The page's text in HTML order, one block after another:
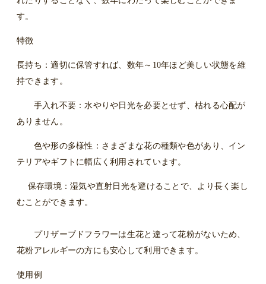
す。
特徴
長持ち：適切に保管すれば、数年～10年ほど美しい状態を維
持できます。
手入れ不要：水やりや日光を必要とせず、枯れる心配が
ありません。
色や形の多様性：さまざまな花の種類や色があり、イン
テリアやギフトに幅広く利用されています。
保存環境：湿気や直射日光を避けることで、より長く楽し
むことができます。
プリザーブドフラワーは生花と違って花粉がないため、
花粉アレルギーの方にも安心して利用できます。
使用例